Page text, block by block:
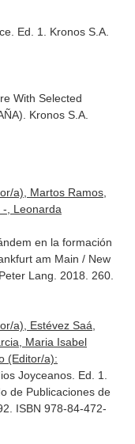
Ed. 1. Kronos S.A.
With Selected
Kronos S.A.
a), Martos Ramos,
-, Leonarda
en la formación
am Main / New
Lang. 2018. 260.
a), Estévez Saá,
Maria Isabel
(Editor/a):
Joyceanos. Ed. 1.
de Publicaciones de
ISBN 978-84-472-